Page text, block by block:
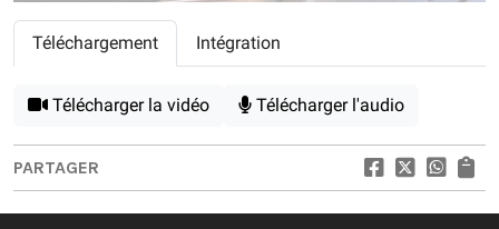
Téléchargement Intégration
Télécharger la vidéo Télécharger l'audio
PARTAGER